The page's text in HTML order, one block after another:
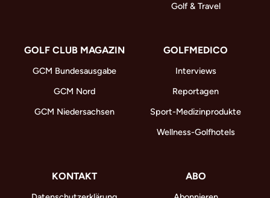
Golf & Travel
GOLF CLUB MAGAZIN
GCM Bundesausgabe
GCM Nord
GCM Niedersachsen
GOLFMEDICO
Interviews
Reportagen
Sport-Medizinprodukte
Wellness-Golfhotels
KONTAKT ABO